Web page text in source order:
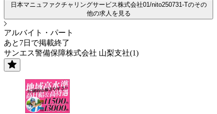
日本マニュファクチャリングサービス株式会社01/nito250731-Tのその
他の求人を見る
アルバイト・パート
あと7日で掲載終了
サンエス警備保障株式会社 山梨支社(1)